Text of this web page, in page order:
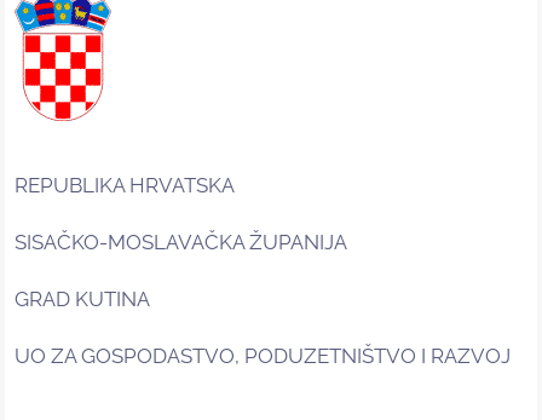
REPUBLIKA HRVATSKA
SISAČKO-MOSLAVAČKA ŽUPANIJA
GRAD KUTINA
UO ZA GOSPODASTVO, PODUZETNIŠTVO I RAZVOJ